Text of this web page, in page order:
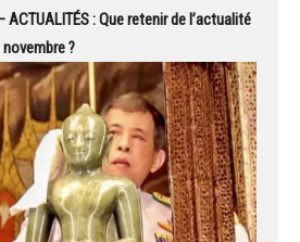
ACTUALITÉS : Que retenir de l’actualité
?